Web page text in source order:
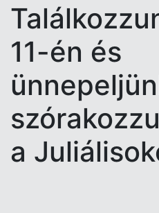
11-én és
a